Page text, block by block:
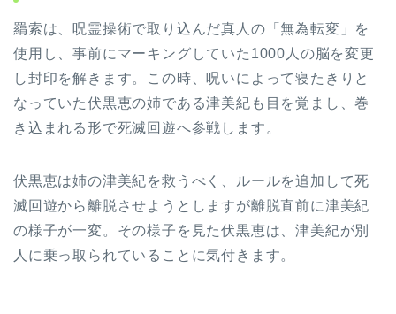
羂索は、呪霊操術で取り込んだ真人の「無為転変」を
使用し、事前にマーキングしていた1000人の脳を変更
し封印を解きます。この時、呪いによって寝たきりと
なっていた伏黒恵の姉である津美紀も目を覚まし、巻
き込まれる形で死滅回遊へ参戦します。
伏黒恵は姉の津美紀を救うべく、ルールを追加して死
滅回遊から離脱させようとしますが離脱直前に津美紀
の様子が一変。その様子を見た伏黒恵は、津美紀が別
人に乗っ取られていることに気付きます。